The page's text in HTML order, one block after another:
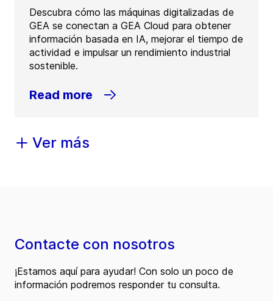
Descubra cómo las máquinas digitalizadas de
GEA se conectan a GEA Cloud para obtener
información basada en IA, mejorar el tiempo de
actividad e impulsar un rendimiento industrial
sostenible.
Read more
Ver más
Contacte con nosotros
¡Estamos aquí para ayudar! Con solo un poco de
información podremos responder tu consulta.